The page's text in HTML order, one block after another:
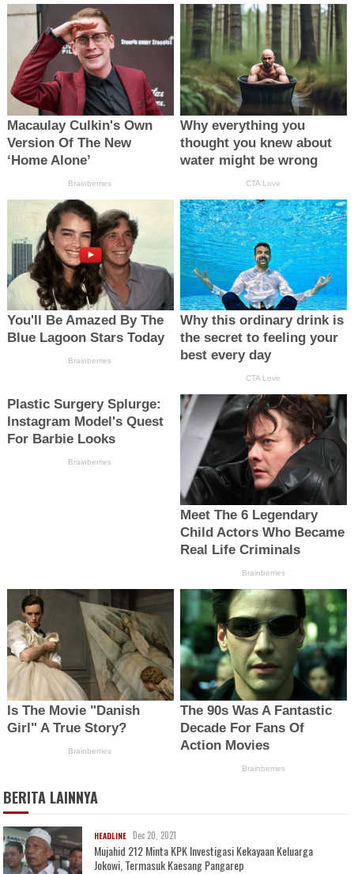
BERITA LAINNYA
HEADLINE Dec 20, 2021
Mujahid 212 Minta KPK Investigasi Kekayaan Keluarga
Jokowi, Termasuk Kaesang Pangarep